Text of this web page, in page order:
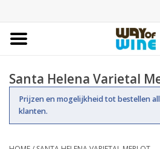
Bestellingen
Assortiment
Santa Helena Varietal
Prijzen en mogelijkheid tot bestellen
klanten.